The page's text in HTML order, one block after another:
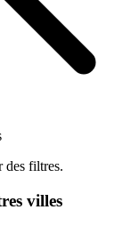
des filtres.
villes